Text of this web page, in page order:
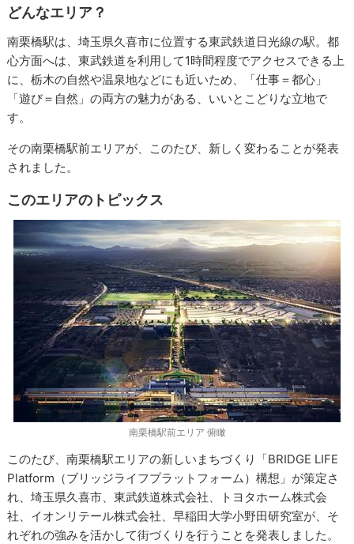
どんなエリア？
南栗橋駅は、埼玉県久喜市に位置する東武鉄道日光線の駅。都
心方面へは、東武鉄道を利用して1時間程度でアクセスできる上
に、栃木の自然や温泉地などにも近いため、「仕事＝都心」
「遊び＝自然」の両方の魅力がある、いいとこどりな立地で
す。
その南栗橋駅前エリアが、このたび、新しく変わることが発表
されました。
このエリアのトピックス
南栗橋駅前エリア 俯瞰
このたび、南栗橋駅エリアの新しいまちづくり「BRIDGE LIFE
Platform（ブリッジライフプラットフォーム）構想」が策定さ
れ、埼玉県久喜市、東武鉄道株式会社、トヨタホーム株式会
社、イオンリテール株式会社、早稲田大学小野田研究室が、そ
れぞれの強みを活かして街づくりを行うことを発表しました。